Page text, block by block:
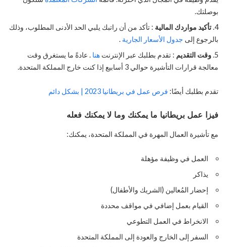
بوصلتك.
تأكيد مواردك المالية : تأكد من أن راتبك يلبي الحد الأدنى المطلوب، وذلك
بالرجوع إلى جدول الأسعار الجارية .
وقت التقديم : تقدم بطلبك عبر الإنترنت هنا . عادةً ما يستغرق وقت
معالجة قرارات التأشيرة حوالي 3 أسابيع إذا كنت خارج المملكة المتحدة.
تقدم بطلبك أيضًا: فرص عمل في بريطانيا 2023 | بشكل دائم
فيزا عمل بريطانيا ما يمكنك وما لا يمكنك فعله
مع تأشيرة العمال المهرة في المملكة المتحدة، يمكنك:
العمل في وظيفة مؤهلة
يذاكر
إحضار المُعالين (الشريك والأطفال)
القيام بعمل إضافي في مواقف محددة
الانخراط في العمل التطوعي
السفر إلى الخارج والعودة إلى المملكة المتحدة